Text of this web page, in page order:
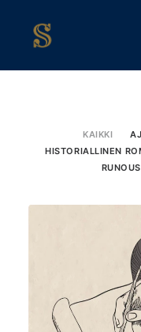
KAIKKI
HISTORIALLINEN
RUNOUS